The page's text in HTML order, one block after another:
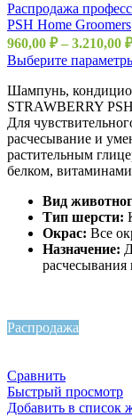
Распродажа
PSH Home Groomers
960,00 ₽ – 3.210,00 ₽
Выберите
Шампунь,
STRAWBERRY
Для
расчесывание и
растительным
белком,
Вид
Тип шерсти:
Окрас: Все
Назначение:
Распродажа
Сравнить
Быстрый просмотр
Добавить в список